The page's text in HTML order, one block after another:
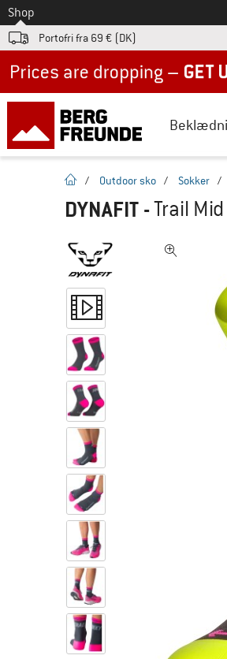
Til
Shop
Portofri fra 69 € (DK)
Hjemmeside
/ Outdoor sko / Sokker /
DYNAFIT -Trail